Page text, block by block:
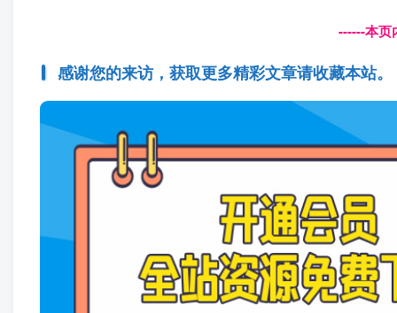
------本页
感谢您的来访，获取更多精彩文章请收藏本站。